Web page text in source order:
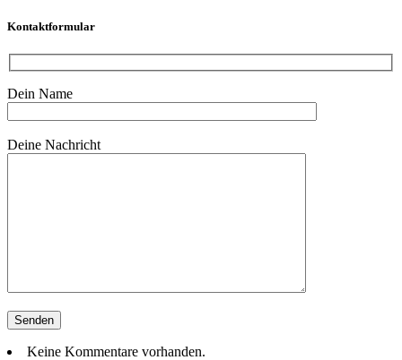
Kontaktformular
Dein Name
Deine Nachricht
Keine Kommentare vorhanden.